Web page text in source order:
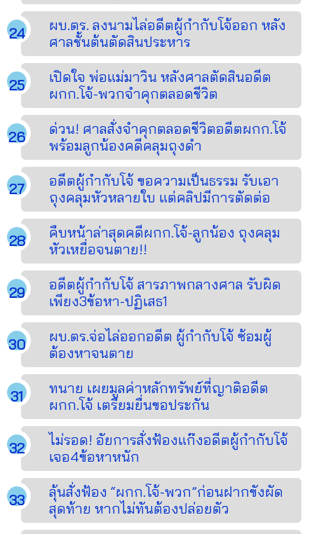
ผบ.ตร. ลงนามไล่อดีตผู้กำกับโจ้ออก หลัง
ศาลชั้นต้นตัดสินประหาร
เปิดใจ พ่อแม่มาวิน หลังศาลตัดสินอดีต
ผกก.โจ้-พวกจำคุกตลอดชีวิต
ด่วน! ศาลสั่งจำคุกตลอดชีวิตอดีตผกก.โจ้
พร้อมลูกน้องคดีคลุมถุงดำ
อดีตผู้กำกับโจ้ ขอความเป็นธรรม รับเอา
ถุงคลุมหัวหลายใบ แต่คลิปมีการตัดต่อ
คืบหน้าล่าสุดคดีผกก.โจ้-ลูกน้อง ถุงคลุม
หัวเหยื่อจนตาย!!
อดีตผู้กำกับโจ้ สารภาพกลางศาล รับผิด
เพียง3ข้อหา-ปฏิเสธ1
ผบ.ตร.จ่อไล่ออกอดีต ผู้กำกับโจ้ ซ้อมผู้
ต้องหาจนตาย
ทนาย เผยมูลค่าหลักทรัพย์ที่ญาติอดีต
ผกก.โจ้ เตรียมยื่นขอประกัน
ไม่รอด! อัยการสั่งฟ้องแก๊งอดีตผู้กำกับโจ้
เจอ4ข้อหาหนัก
ลุ้นสั่งฟ้อง “ผกก.โจ้-พวก”ก่อนฝากขังผัด
สุดท้าย หากไม่ทันต้องปล่อยตัว